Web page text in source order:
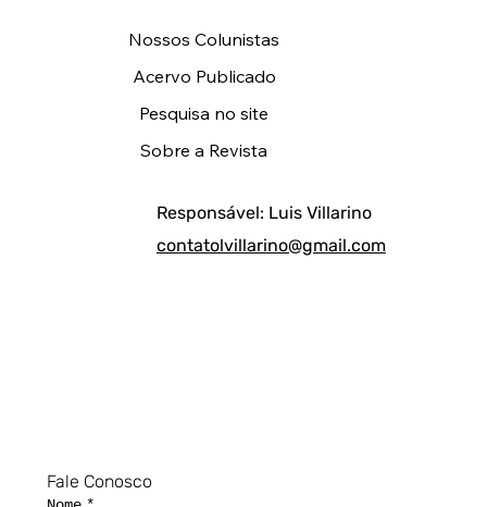
Fale Conosco
Responsável: Luis Villarino
contatolvillarino@gmail.com
Nossos Colunistas
Acervo Publicado
Pesquisa no site
Sobre a Revista